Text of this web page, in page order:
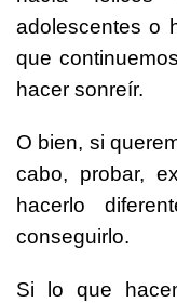
adolescentes o
que
hacer sonreír.
O bien, si
cabo, probar,
hacerlo
conseguirlo.
Si lo que